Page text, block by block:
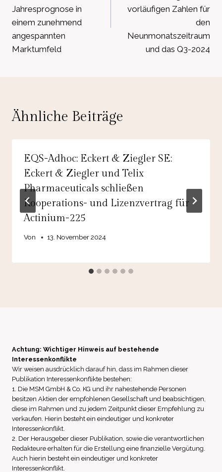
Jahresprognose in
einem zunehmend
angespannten
Marktumfeld
vorläufigen Zahlen für
den
Neunmonatszeitraum
und das Q3-2024
Ähnliche Beiträge
EQS-Adhoc: Eckert & Ziegler SE:
Eckert & Ziegler und Telix
Pharmaceuticals schließen
Kooperations- und Lizenzvertrag für
Actinium-225
Von 13. November 2024
Achtung: Wichtiger Hinweis auf bestehende
Interessenkonflikte
Wir weisen ausdrücklich darauf hin, dass im Rahmen dieser
Publikation Interessenkonflikte bestehen:
1. Die MSM GmbH & Co. KG und ihr nahestehende Personen
besitzen Aktien der empfohlenen Gesellschaft und beabsichtigen,
diese im Rahmen und zu jedem Zeitpunkt dieser Empfehlung zu
verkaufen. Hierin besteht ein eindeutiger und konkreter
Interessenkonflikt.
2. Der Herausgeber dieser Publikation, sowie die verantwortlichen
Redakteure erhalten für die Erstellung eine finanzielle Vergütung.
Auch hierin besteht ein eindeutiger und konkreter
Interessenkonflikt.